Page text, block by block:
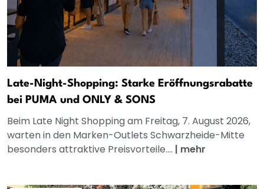
Late-Night-Shopping: Starke Eröffnungsrabatte
bei PUMA und ONLY & SONS
Beim Late Night Shopping am Freitag, 7. August 2026,
warten in den Marken-Outlets Schwarzheide-Mitte
besonders attraktive Preisvorteile.... | mehr